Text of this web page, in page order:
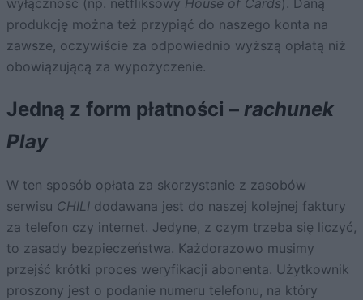
wyłączność (np. netfliksowy House of Cards). Daną
produkcję można też przypiąć do naszego konta na
zawsze, oczywiście za odpowiednio wyższą opłatą niż
obowiązującą za wypożyczenie.
Jedną z form płatności – rachunek
Play
W ten sposób opłata za skorzystanie z zasobów
serwisu CHILI dodawana jest do naszej kolejnej faktury
za telefon czy internet. Jedyne, z czym trzeba się liczyć,
to zasady bezpieczeństwa. Każdorazowo musimy
przejść krótki proces weryfikacji abonenta. Użytkownik
proszony jest o podanie numeru telefonu, na który